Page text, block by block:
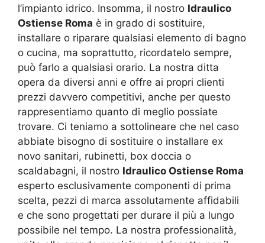
l’impianto idrico. Insomma, il nostro Idraulico
Ostiense Roma è in grado di sostituire,
installare o riparare qualsiasi elemento di bagno
o cucina, ma soprattutto, ricordatelo sempre,
può farlo a qualsiasi orario. La nostra ditta
opera da diversi anni e offre ai propri clienti
prezzi davvero competitivi, anche per questo
rappresentiamo quanto di meglio possiate
trovare. Ci teniamo a sottolineare che nel caso
abbiate bisogno di sostituire o installare ex
novo sanitari, rubinetti, box doccia o
scaldabagni, il nostro Idraulico Ostiense Roma
esperto esclusivamente componenti di prima
scelta, pezzi di marca assolutamente affidabili
e che sono progettati per durare il più a lungo
possibile nel tempo. La nostra professionalità,